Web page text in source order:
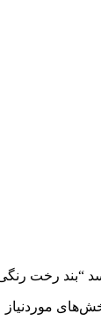
“بند رخت
موردنیاز